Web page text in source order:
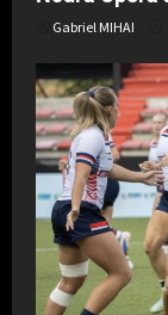
Gabriel MIHAI